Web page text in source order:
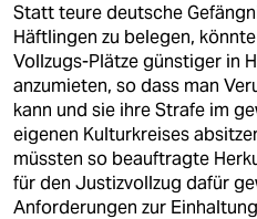
Statt teure deutsche
Häftlingen zu belegen,
Vollzugs-Plätze günstiger in
anzumieten, so dass man
kann und sie ihre Strafe im
eigenen Kulturkreises
müssten so beauftragte
für den Justizvollzug dafür
Anforderungen zur